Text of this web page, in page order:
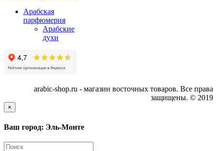
Арабская
парфюмерия
Арабские
духи
arabic-shop.ru - магазин восточных товаров. Все права
защищены. © 2019
×
Ваш город: Эль-Монте